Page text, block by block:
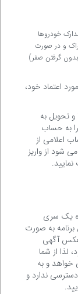
خودروها
و در صورت
(با تلفن ثابت و بدون گرفتن صفر)
اعتماد خود،
و تحویل به
به حساب
اعلامی از
شود از واریز
یک سری
به صورت
آگهی
لذا از شما
خواهد و به
ندارد و